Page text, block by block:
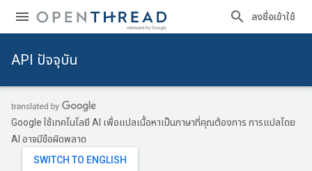
ลงชื่อเข้าใช้
API ปัจจุบัน
Google ใช้เทคโนโลยี AI เพื่อแปลเนื้อหาเป็นภาษาที่คุณต้องการ การแปลโดย
AI อาจมีข้อผิดพลาด